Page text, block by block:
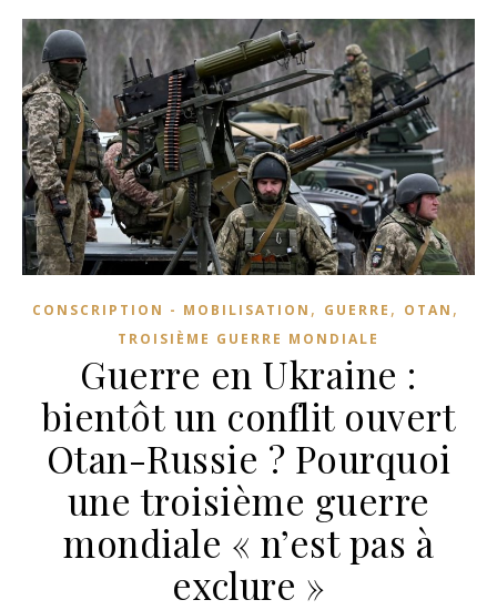
CONSCRIPTION - MOBILISATION , GUERRE , OTAN ,
TROISIÈME GUERRE MONDIALE
Guerre en Ukraine :
bientôt un conflit ouvert
Otan-Russie ? Pourquoi
une troisième guerre
mondiale « n’est pas à
exclure »